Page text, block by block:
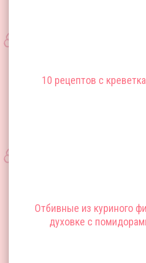
10 рецептов с
Отбивные из куриного
духовке с